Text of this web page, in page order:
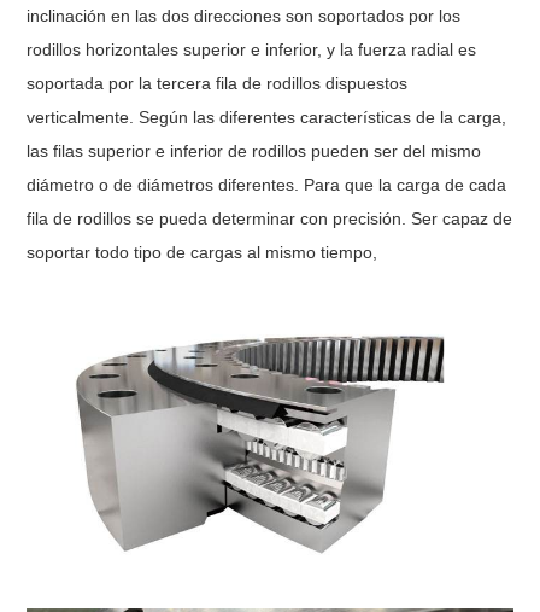
inclinación en las dos direcciones son soportados por los
rodillos horizontales superior e inferior, y la fuerza radial es
soportada por la tercera fila de rodillos dispuestos
verticalmente. Según las diferentes características de la carga,
las filas superior e inferior de rodillos pueden ser del mismo
diámetro o de diámetros diferentes. Para que la carga de cada
fila de rodillos se pueda determinar con precisión. Ser capaz de
soportar todo tipo de cargas al mismo tiempo,